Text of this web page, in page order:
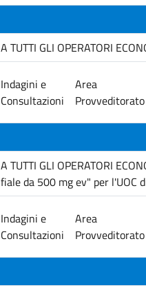
A TUTTI GLI OPERATORI
Indagini e
Consultazioni
Area
Provveditorato
A TUTTI GLI OPERATORI
fiale da 500 mg ev" per l'UOC
Indagini e
Consultazioni
Area
Provveditorato